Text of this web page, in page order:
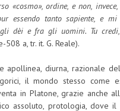
«cosmo», ordine, e non,
essendo tanto sapiente, e
dèi e fra gli uomini. Tu
508 a, tr. it. G. Reale).
apollinea, diurna, razionale
il mondo stesso come
in Platone, grazie anche
assoluto, protologia, dove